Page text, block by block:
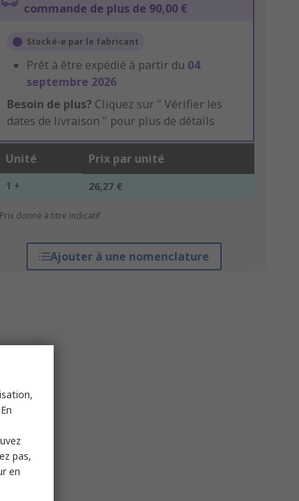
commande de plus de 90,00 €
Stocké-e par le fabricant
Prêt à être expédié à partir du 04
septembre 2026
Besoin de plus? Cliquez sur " Vérifier les
dates de livraison " pour plus de détails
Unité Prix par unité
1 + 26,27 €
donné à titre indicatif
Ajouter à une nomenclature
pas,
en